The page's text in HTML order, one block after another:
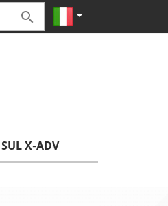
 
X-ADV